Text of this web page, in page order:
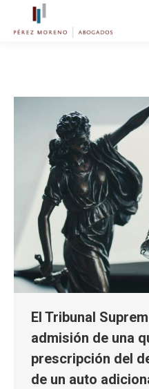
El Tribunal
admisión de una
prescripción del
de un auto